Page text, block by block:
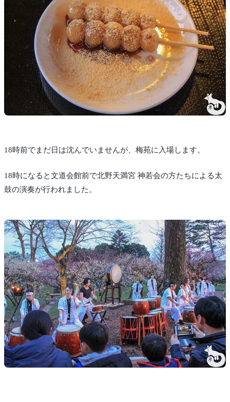
18時前でまだ日は沈んでいませんが、梅苑に入場します。
18時になると文道会館前で北野天満宮 神若会の方たちによる太
鼓の演奏が行われました。